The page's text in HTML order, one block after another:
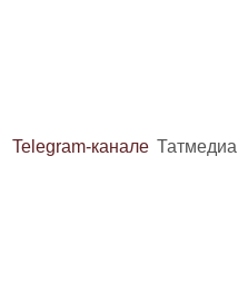
Telegram-канале Татмедиа